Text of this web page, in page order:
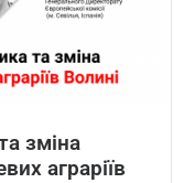
зміна
аграріїв